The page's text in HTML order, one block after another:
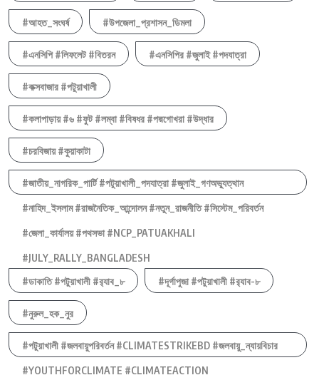
#আহত_সংঘর্ষ #উপজেলা_প্রশাসন_ডিমলা
#এনসিপি #লিফলেট #বিতরন #এনসিপির #জুলাই #পদযাত্রা
#কক্সবাজার #পটুয়াখালী
#কলাপাড়ায় #৬ #ফুট #লম্বা #বিষধর #পদ্মগোখরা #উদ্ধার
#চরবিজায় #কুয়াকাটা
#জাতীয়_নাগরিক_পার্টি #পটুয়াখালী_পদযাত্রা #জুলাই_গণঅভ্যুত্থান
#নাহিদ_ইসলাম #রাজনৈতিক_আন্দোলন #নতুন_রাজনীতি #সিস্টেম_পরিবর্তন
#জেলা_কার্যালয় #পথসভা #NCP_PATUAKHALI
#JULY_RALLY_BANGLADESH
#ডাকাতি #পটুয়াখালী #র‍্যাব_৮
#দূর্গাপুজা #পটুয়াখালী #র‍্যাব-৮
#নুরুল_হক_নুর
#পটুয়াখালী #জলবায়ুপরিবর্তন #CLIMATESTRIKEBD #জলবায়ু_ন্যায়বিচার
#YOUTHFORCLIMATE #CLIMATEACTION